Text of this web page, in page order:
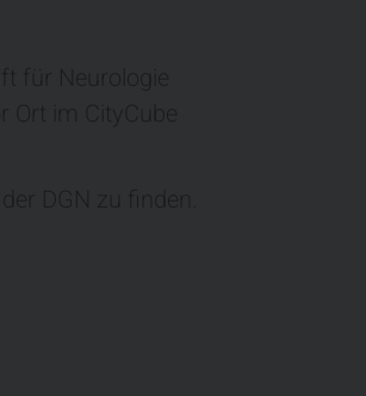
für Neurologie
im CityCube
DGN zu finden.